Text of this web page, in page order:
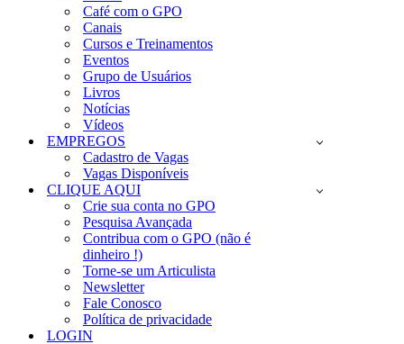
Café com o GPO
Canais
Cursos e Treinamentos
Eventos
Grupo de Usuários
Livros
Notícias
Vídeos
EMPREGOS
Cadastro de Vagas
Vagas Disponíveis
CLIQUE AQUI
Crie sua conta no GPO
Pesquisa Avançada
Contribua com o GPO (não é
dinheiro !)
Torne-se um Articulista
Newsletter
Fale Conosco
Política de privacidade
LOGIN